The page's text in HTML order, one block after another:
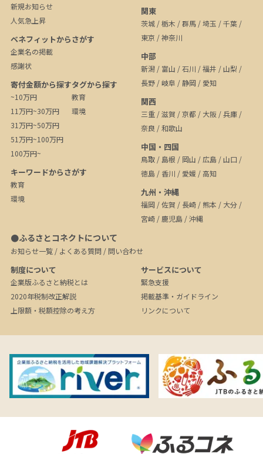
新規お知らせ
人気急上昇
ベネフィットからさがす
企業名の掲載
感謝状
寄付金額から探す
~10万円
11万円~30万円
31万円~50万円
51万円~100万円
100万円~
タグから探す
教育
環境
キーワードからさがす
教育
環境
関東
茨城 /栃木 /群馬 /埼玉 /千葉 /
東京 /神奈川
中部
新潟 / 富山 /石川 /福井 /山梨 /
長野 /岐阜 /静岡 / 愛知
関西
三重 /滋賀 /京都 / 大阪 /兵庫 /
奈良 /和歌山
中国・四国
鳥取 / 島根 / 岡山 / 広島 /山口 /
徳島 / 香川 / 愛媛 /高知
九州・沖縄
福岡 /佐賀 / 長崎 /熊本 / 大分 /
宮崎 / 鹿児島 /沖縄
●ふるさとコネクトについて
お知らせ一覧/ よくある質問 / 問い合わせ
制度について
企業版ふるさと納税とは
2020年税制改正解説
上限額・税額控除の考え方
サービスについて
緊急支援
掲載基準・ガイドライン
リンクについて